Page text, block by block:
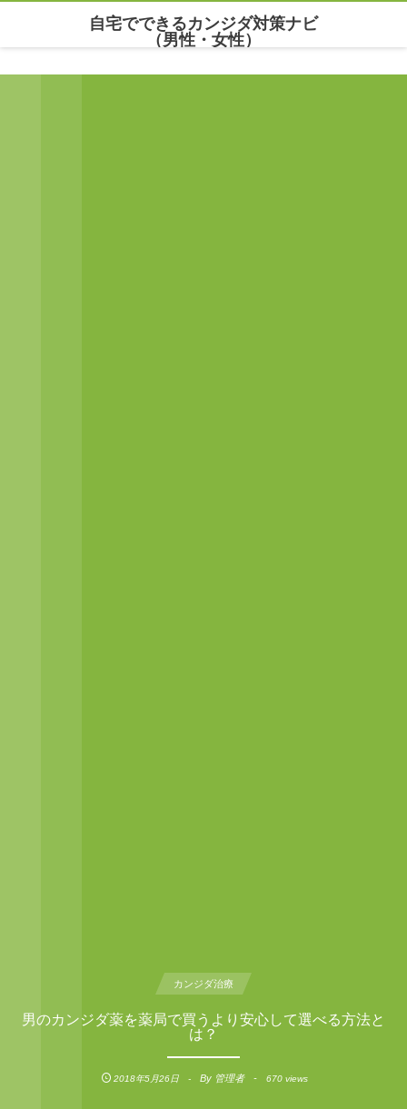
自宅でできるカンジダ対策ナビ
（男性・女性）
カンジダ治療
男のカンジダ薬を薬局で買うより安心して選べる方法と
は？
2018年5月26日 By 管理者 670 views